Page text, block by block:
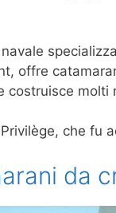
offre
costruisce molti
che fu
da